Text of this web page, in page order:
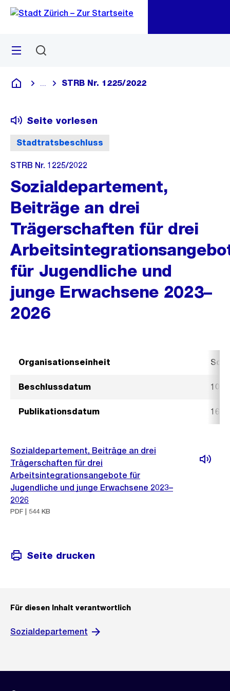
Navigation
Sprunglink
Menü
Deutsch
Blende alle Breadcrumbs ein
STRB Nr. 1225/2022
Stadtratsbeschluss
Seite vorlesen
STRB Nr. 1225/2022
Sozialdepartement,
Beiträge an drei
Trägerschaften für drei
für Jugendliche und
junge Erwachsene 2023–
2026
Organisationseinheit
Beschlussdatum 10.
Publikationsdatum 16.
Sozialdepartement, Beiträge an drei
Trägerschaften für drei
Arbeitsintegrationsangebote für
Jugendliche und junge Erwachsene 2023–
2026
PDF | 544 KB
Seite drucken
Für diesen Inhalt verantwortlich
Sozialdepartement